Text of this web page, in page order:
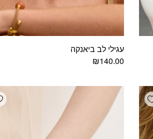
עגילי לב ביאנקה
₪140.00
Add wishlist